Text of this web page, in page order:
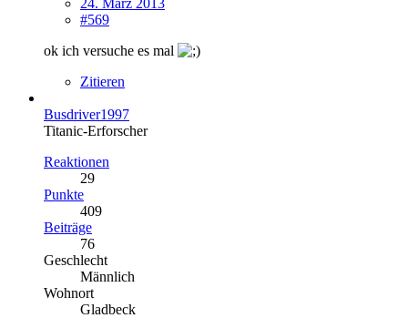
#569
ok ich versuche es mal
Zitieren
Busdriver1997
Titanic-Erforscher
Reaktionen
29
Punkte
409
Beiträge
76
Geschlecht
Männlich
Wohnort
Gladbeck